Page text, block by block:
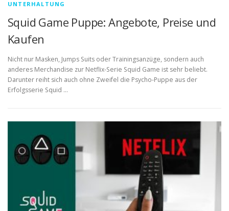
UNTERHALTUNG
Squid Game Puppe: Angebote, Preise und
Kaufen
Nicht nur Masken, Jumps Suits oder Trainingsanzüge, sondern auch
anderes Merchandise zur Netflix-Serie Squid Game ist sehr beliebt.
Darunter reiht sich auch ohne Zweifel die Psycho-Puppe aus der
Erfolgsserie Squid …